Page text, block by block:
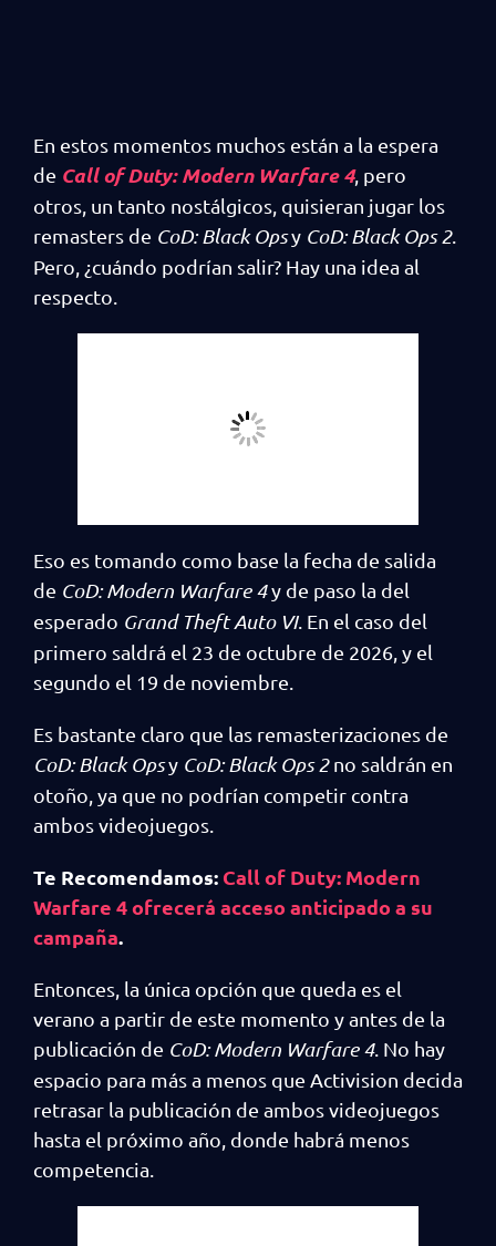
En estos momentos muchos están a la espera
de Call of Duty: Modern Warfare 4, pero
otros, un tanto nostálgicos, quisieran jugar los
remasters de CoD: Black Opsy CoD: Black Ops 2.
Pero, ¿cuándo podrían salir? Hay una idea al
respecto.
Eso es tomando como base la fecha de salida
de CoD: Modern Warfare 4y de paso la del
esperado Grand Theft Auto VI. En el caso del
primero saldrá el 23 de octubre de 2026, y el
segundo el 19 de noviembre.
Es bastante claro que las remasterizaciones de
CoD: Black Opsy CoD: Black Ops 2no saldrán en
otoño, ya que no podrían competir contra
ambos videojuegos.
Te Recomendamos: Call of Duty: Modern
Warfare 4 ofrecerá acceso anticipado a su
campaña.
Entonces, la única opción que queda es el
verano a partir de este momento y antes de la
publicación de CoD: Modern Warfare 4. No hay
espacio para más a menos que Activision decida
retrasar la publicación de ambos videojuegos
hasta el próximo año, donde habrá menos
competencia.